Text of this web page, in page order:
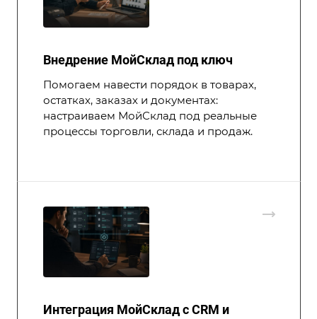
Внедрение МойСклад под ключ
Помогаем навести порядок в товарах,
остатках, заказах и документах:
настраиваем МойСклад под реальные
процессы торговли, склада и продаж.
Интеграция МойСклад с CRM и